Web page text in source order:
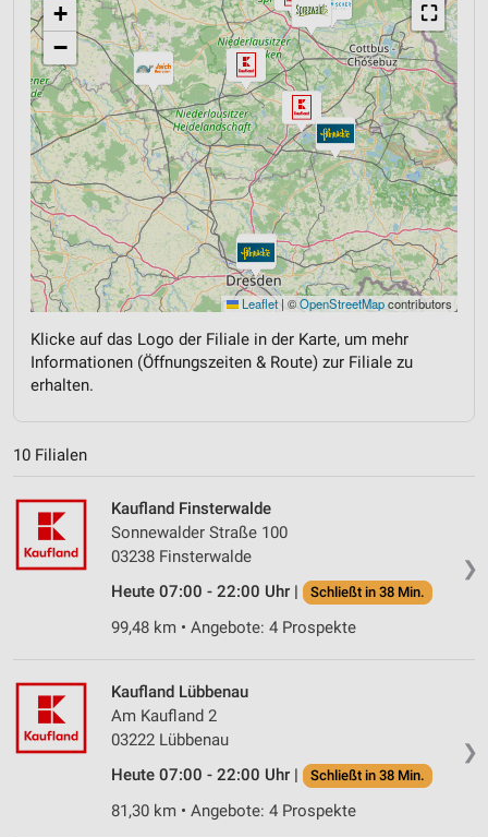
⛶
+
−
Leaflet | ©OpenStreetMapcontributors
Klicke auf das Logo der Filiale in der Karte, um mehr
Informationen (Öffnungszeiten & Route) zur Filiale zu
erhalten.
10 Filialen
❯
Kaufland Finsterwalde
Sonnewalder Straße 100
03238 Finsterwalde
Heute 07:00 - 22:00 Uhr |
Schließt in 38 Min.
99,48 km • Angebote: 4 Prospekte
❯
Kaufland Lübbenau
Am Kaufland 2
03222 Lübbenau
Heute 07:00 - 22:00 Uhr |
Schließt in 38 Min.
81,30 km • Angebote: 4 Prospekte